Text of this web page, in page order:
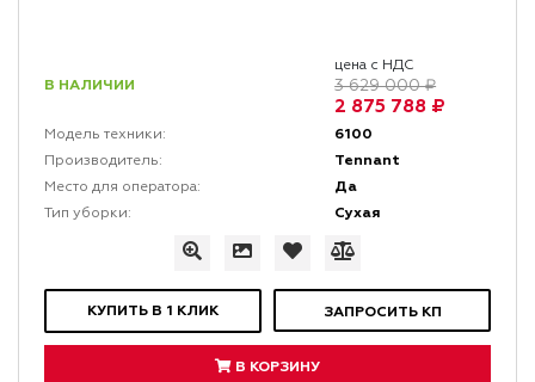
В НАЛИЧИИ
цена с НДС
3 629 000 ₽
2 875 788 ₽
Модель техники: 6100
Производитель: Tennant
Место для оператора: Да
Тип уборки: Сухая
КУПИТЬ В 1 КЛИК ЗАПРОСИТЬ КП
В КОРЗИНУ